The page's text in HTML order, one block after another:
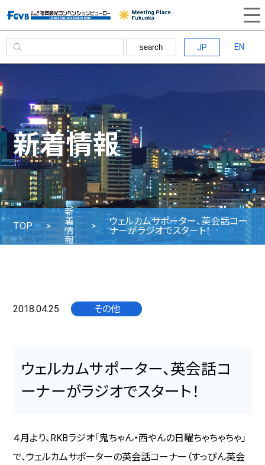
search JP EN
新着情報
TOP
新
着
情
報
ウェルカムサポーター、英会話コー
ナーがラジオでスタート！
2018.04.25 その他
ウェルカムサポーター、英会話コ
ーナーがラジオでスタート！
４月より、RKBラジオ「鬼ちゃん・西やんの日曜ちゃちゃちゃ」
で、ウェルカムサポーターの英会話コーナー（すっぴん英会